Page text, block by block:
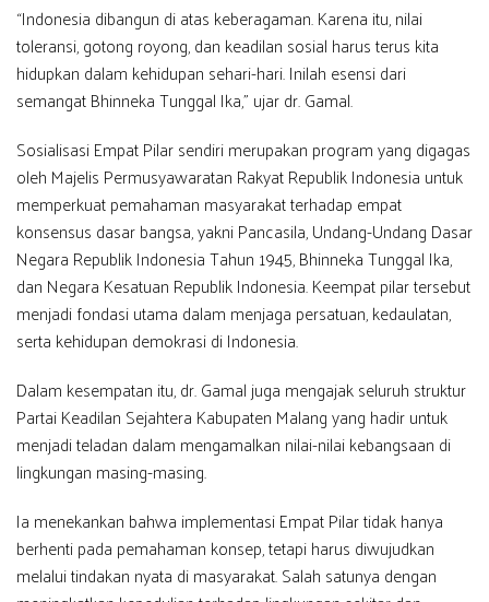
“Indonesia dibangun di atas keberagaman. Karena itu, nilai
toleransi, gotong royong, dan keadilan sosial harus terus kita
hidupkan dalam kehidupan sehari-hari. Inilah esensi dari
semangat Bhinneka Tunggal Ika,” ujar dr. Gamal.
Sosialisasi Empat Pilar sendiri merupakan program yang digagas
oleh Majelis Permusyawaratan Rakyat Republik Indonesia untuk
memperkuat pemahaman masyarakat terhadap empat
konsensus dasar bangsa, yakni Pancasila, Undang-Undang Dasar
Negara Republik Indonesia Tahun 1945, Bhinneka Tunggal Ika,
dan Negara Kesatuan Republik Indonesia. Keempat pilar tersebut
menjadi fondasi utama dalam menjaga persatuan, kedaulatan,
serta kehidupan demokrasi di Indonesia.
Dalam kesempatan itu, dr. Gamal juga mengajak seluruh struktur
Partai Keadilan Sejahtera Kabupaten Malang yang hadir untuk
menjadi teladan dalam mengamalkan nilai-nilai kebangsaan di
lingkungan masing-masing.
Ia menekankan bahwa implementasi Empat Pilar tidak hanya
berhenti pada pemahaman konsep, tetapi harus diwujudkan
melalui tindakan nyata di masyarakat. Salah satunya dengan